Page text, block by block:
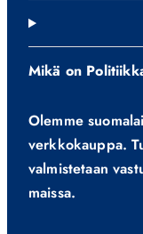
Mikä on
Olemme
verkkokauppa.
valmistetaan
maissa.